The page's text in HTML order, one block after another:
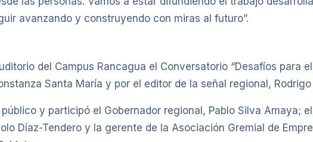
avanzando y construyendo con miras al futuro”.
del Campus Rancagua el Conversatorio “Desafíos para
Santa María y por el editor de la señal regional, Rodrigo
y participó el Gobernador regional, Pablo Silva Amaya;
Díaz-Tendero y la gerente de la Asociación Gremial de